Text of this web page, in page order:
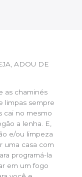
ADOU DE
as chaminés
limpas sempre
cai no mesmo
a lenha. E,
e/ou limpeza
uma casa com
programá-la
em um fogo